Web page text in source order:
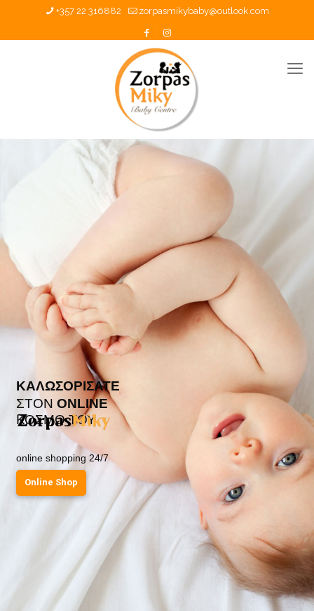
+357 22 316882 zorpasmikybaby@outlook.com
Online Shop
ΚΑΛΩΣΟΡΙΣΑΤΕ
ΣΤΟΝ ONLINE
ΚΟΣΜΟ ΤΟΥ
online shopping 24/7